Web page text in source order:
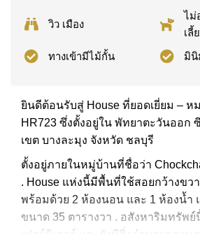
วิว เมือง
ไม่
เลี้
ทางเข้ามีไม้กั้น
มินิ
ยินดีต้อนรับสู่ House ที่ยอดเยี่ยม – ห
HR723 ซึ่งตั้งอยู่ใน พัทยาตะวันออก
เขต บางละมุง จังหวัด ชลบุรี
ตั้งอยู่ภายในหมู่บ้านที่ชื่อว่า
. House แห่งนี้มีพื้นที่ใช้สอยกว้างขวา
พร้อมด้วย 2 ห้องนอน และ 1 ห้องน้ำ
ขนาด 35 ตารางวา . อสังหาริมทรัพ
เฟอร์นิเจอร์ และยังมีสิ่งอำนวยความ